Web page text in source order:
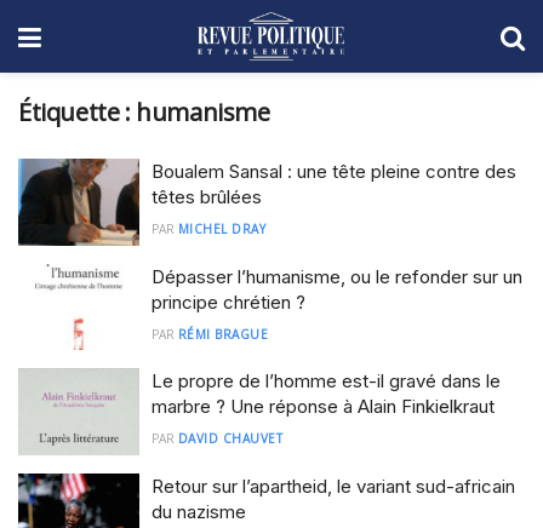
Étiquette : humanisme
Boualem Sansal : une tête pleine contre des
têtes brûlées
PAR MICHEL DRAY
Dépasser l’humanisme, ou le refonder sur un
principe chrétien ?
PAR RÉMI BRAGUE
Le propre de l’homme est-il gravé dans le
marbre ? Une réponse à Alain Finkielkraut
PAR DAVID CHAUVET
Retour sur l’apartheid, le variant sud-africain
du nazisme